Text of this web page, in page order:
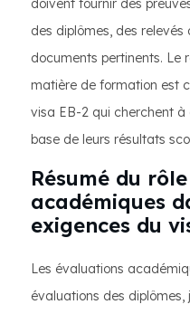
doivent fournir des
des diplômes, des
documents pertinents. Le
matière de formation est
visa EB-2 qui cherchent à
base de leurs résultats
Résumé du
académiques
exigences du
Les évaluations
évaluations des